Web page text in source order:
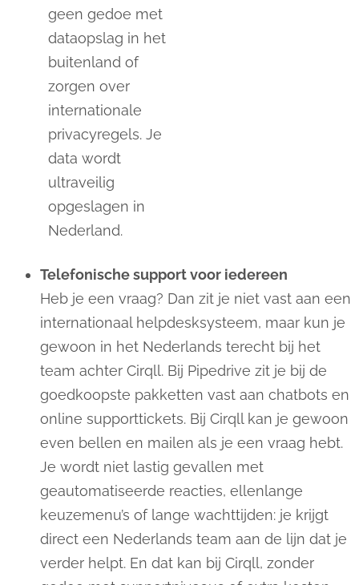
geen gedoe met
dataopslag in het
buitenland of
zorgen over
internationale
privacyregels. Je
data wordt
ultraveilig
opgeslagen in
Nederland.
Telefonische support voor iedereen
Heb je een vraag? Dan zit je niet vast aan een
internationaal helpdesksysteem, maar kun je
gewoon in het Nederlands terecht bij het
team achter Cirqll. Bij Pipedrive zit je bij de
goedkoopste pakketten vast aan chatbots en
online supporttickets. Bij Cirqll kan je gewoon
even bellen en mailen als je een vraag hebt.
Je wordt niet lastig gevallen met
geautomatiseerde reacties, ellenlange
keuzemenu’s of lange wachttijden: je krijgt
direct een Nederlands team aan de lijn dat je
verder helpt. En dat kan bij Cirqll, zonder